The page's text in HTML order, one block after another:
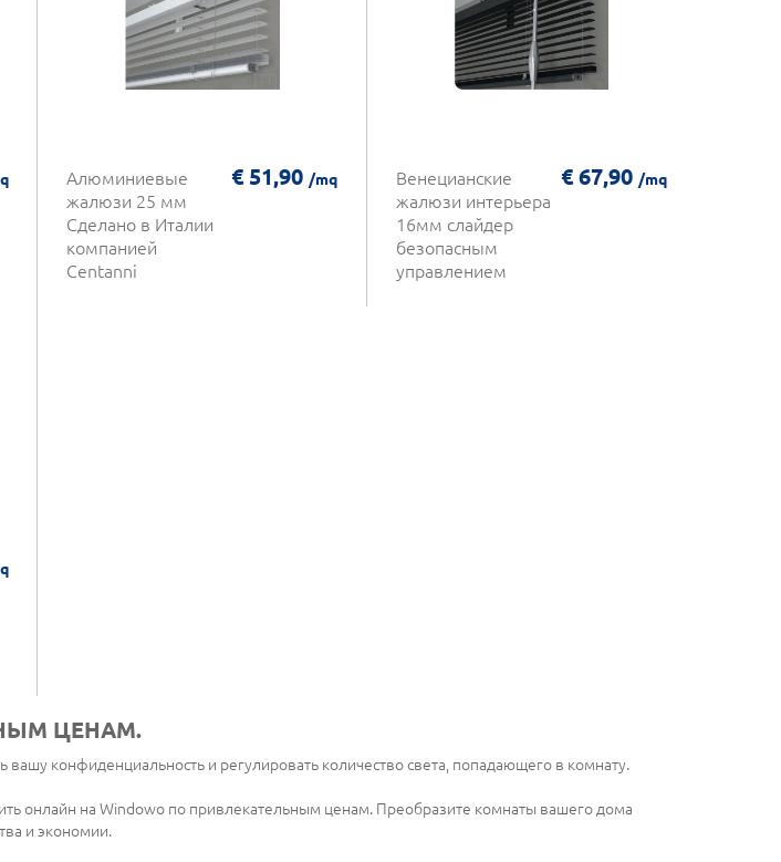
Алюминиевые
жалюзи 25 мм
Сделано в Италии
компанией
Centanni
€ 51,90 /mq
Венецианские
жалюзи интерьера
16мм слайдер
безопасным
управлением
€ 67,90 /mq
ЦЕНАМ.
конфиденциальность и регулировать количество света, попадающего в комнату.
онлайн на Windowo по привлекательным ценам. Преобразите комнаты вашего дома
и экономии.